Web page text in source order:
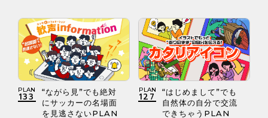
PLAN
133
“ながら見”でも絶対
にサッカーの名場面
を見逃さないPLAN
PLAN
127
“はじめまして”でも
自然体の自分で交流
できちゃうPLAN